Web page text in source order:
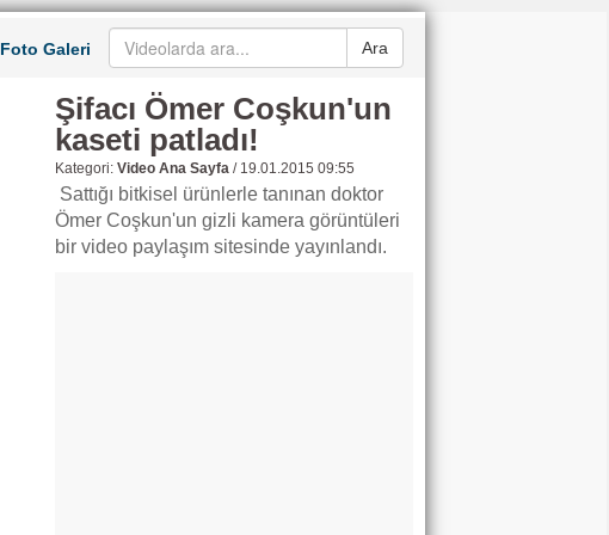
Ara
Foto Galeri
Şifacı Ömer Coşkun'un
kaseti patladı!
Kategori: Video Ana Sayfa/ 19.01.2015 09:55
Sattığı bitkisel ürünlerle tanınan doktor
Ömer Coşkun'un gizli kamera görüntüleri
bir video paylaşım sitesinde yayınlandı.